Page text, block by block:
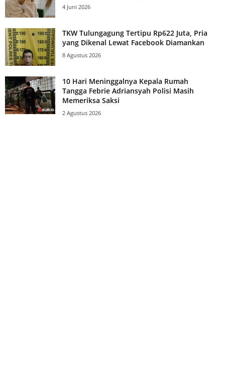
4 Juni 2026
TKW Tulungagung Tertipu Rp622 Juta, Pria
yang Dikenal Lewat Facebook Diamankan
8 Agustus 2026
10 Hari Meninggalnya Kepala Rumah
Tangga Febrie Adriansyah Polisi Masih
Memeriksa Saksi
2 Agustus 2026